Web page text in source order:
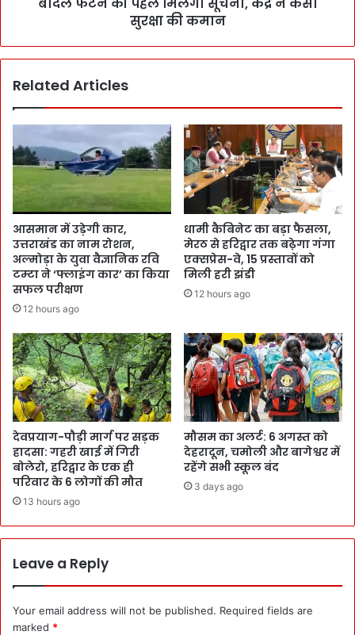
सुरक्षा की कमान
Related Articles
आसमान में उड़ेगी कार,
उत्तराखंड का नाम रोशन,
अल्मोड़ा के युवा वैज्ञानिक रवि
टम्टा ने ‘फ्लाइंग कार’ का किया
सफल परीक्षण
12 hours ago
धामी कैबिनेट का बड़ा फैसला,
मेरठ से हरिद्वार तक बढ़ेगा गंगा
एक्सप्रेस-वे, 15 प्रस्तावों को
मिली हरी झंडी
12 hours ago
देवप्रयाग-पौड़ी मार्ग पर सड़क
हादसा: गहरी खाई में गिरी
बोलेरो, हरिद्वार के एक ही
परिवार के 6 लोगों की मौत
13 hours ago
मौसम का अलर्ट: 6 अगस्त को
देहरादून, चमोली और बागेश्वर में
रहेंगे सभी स्कूल बंद
3 days ago
Leave a Reply
Your email address will not be published. Required fields are
marked *